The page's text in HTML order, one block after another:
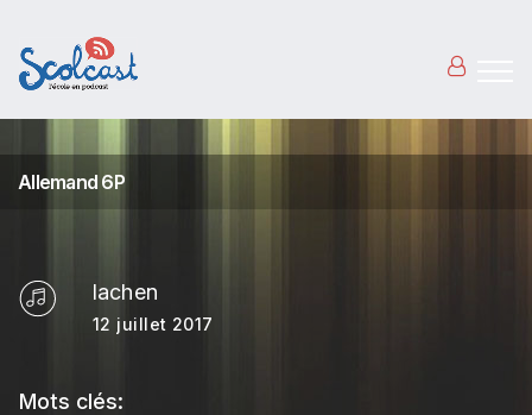
Allemand 6P
lachen
12 juillet 2017
Mots clés: